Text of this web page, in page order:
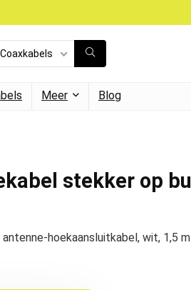
Coaxkabels
Meer Blog
stekker op
hoekaansluitkabel, wit, 1,5